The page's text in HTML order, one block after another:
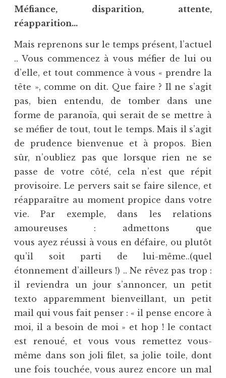
Méfiance, disparition, attente,
réapparition…
Mais reprenons sur le temps présent, l’actuel
.. Vous commencez à vous méfier de lui ou
d’elle, et tout commence à vous « prendre la
tête », comme on dit. Que faire ? Il ne s’agit
pas, bien entendu, de tomber dans une
forme de paranoïa, qui serait de se mettre à
se méfier de tout, tout le temps. Mais il s’agit
de prudence bienvenue et à propos. Bien
sûr, n’oubliez pas que lorsque rien ne se
passe de votre côté, cela n’est que répit
provisoire. Le pervers sait se faire silence, et
réapparaître au moment propice dans votre
vie. Par exemple, dans les relations
amoureuses : admettons que
vous ayez réussi à vous en défaire, ou plutôt
qu’il soit parti de lui-même..(quel
étonnement d’ailleurs !) .. Ne rêvez pas trop :
il reviendra un jour s’annoncer, un petit
texto apparemment bienveillant, un petit
mail qui vous fait penser : « il pense encore à
moi, il a besoin de moi » et hop ! le contact
est renoué, et vous vous remettez vous-
même dans son joli filet, sa jolie toile, dont
une fois touchée, vous aurez encore un mal